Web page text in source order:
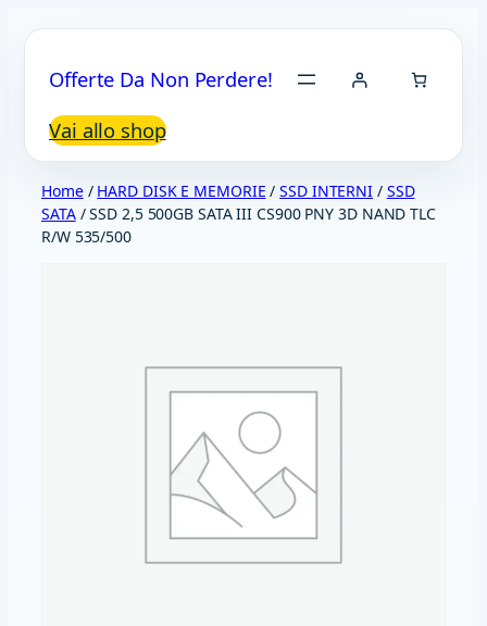
contenuto
Offerte Da Non Perdere!
Vai allo shop
Home/ HARD DISK E MEMORIE /SSD INTERNI / SSD
SATA/ SSD 2,5 500GB SATA III CS900 PNY 3D NAND TLC
R/W 535/500